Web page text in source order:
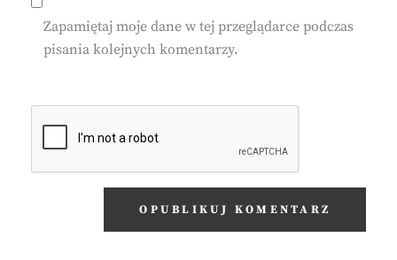
Zapamiętaj moje dane w tej przeglądarce podczas
pisania kolejnych komentarzy.